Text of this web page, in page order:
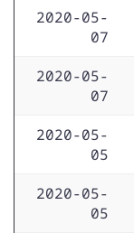
2020-05-
07
2020-05-
07
2020-05-
05
2020-05-
05